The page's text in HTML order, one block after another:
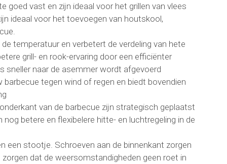
goed vast en zijn ideaal voor het grillen van vlees
ideaal voor het toevoegen van houtskool,
temperatuur en verbetert de verdeling van hete
grill- en rook-ervaring door een efficiënter
sneller naar de asemmer wordt afgevoerd
tegen wind of regen en biedt bovendien
van de barbecue zijn strategisch geplaatst
betere en flexibelere hitte- en luchtregeling in de
een stootje. Schroeven aan de binnenkant zorgen
dat de weersomstandigheden geen roet in